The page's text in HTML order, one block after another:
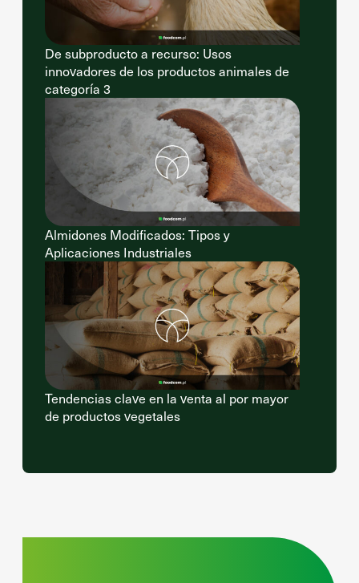
De subproducto a recurso: Usos
innovadores de los productos animales de
categoría 3
Almidones Modificados: Tipos y
Aplicaciones Industriales
Tendencias clave en la venta al por mayor
de productos vegetales